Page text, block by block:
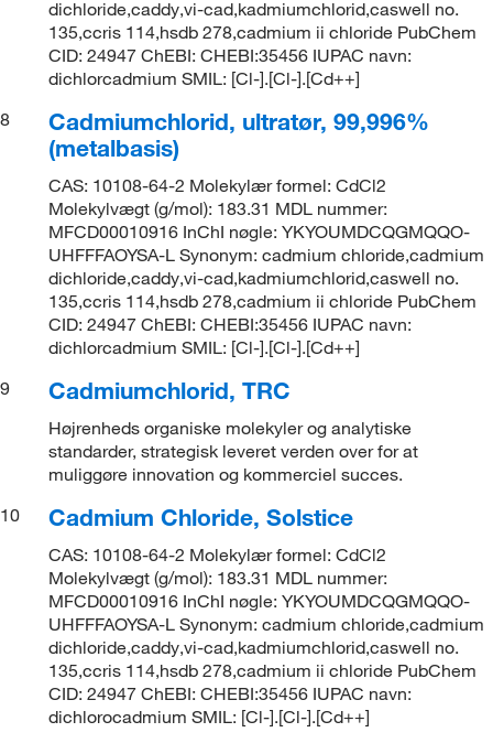
dichloride,caddy,vi-cad,kadmiumchlorid,caswell no.
135,ccris 114,hsdb 278,cadmium ii chloride PubChem
CID: 24947 ChEBI: CHEBI:35456 IUPAC navn:
dichlorcadmium SMIL: [Cl-].[Cl-].[Cd++]
8
Cadmiumchlorid, ultratør, 99,996%
(metalbasis)
CAS: 10108-64-2 Molekylær formel: CdCl2
Molekylvægt (g/mol): 183.31 MDL nummer:
MFCD00010916 InChI nøgle: YKYOUMDCQGMQQO-
UHFFFAOYSA-L Synonym: cadmium chloride,cadmium
dichloride,caddy,vi-cad,kadmiumchlorid,caswell no.
135,ccris 114,hsdb 278,cadmium ii chloride PubChem
CID: 24947 ChEBI: CHEBI:35456 IUPAC navn:
dichlorcadmium SMIL: [Cl-].[Cl-].[Cd++]
9
Cadmiumchlorid, TRC
Højrenheds organiske molekyler og analytiske
standarder, strategisk leveret verden over for at
muliggøre innovation og kommerciel succes.
10
Cadmium Chloride, Solstice
CAS: 10108-64-2 Molekylær formel: CdCl2
Molekylvægt (g/mol): 183.31 MDL nummer:
MFCD00010916 InChI nøgle: YKYOUMDCQGMQQO-
UHFFFAOYSA-L Synonym: cadmium chloride,cadmium
dichloride,caddy,vi-cad,kadmiumchlorid,caswell no.
135,ccris 114,hsdb 278,cadmium ii chloride PubChem
CID: 24947 ChEBI: CHEBI:35456 IUPAC navn:
dichlorocadmium SMIL: [Cl-].[Cl-].[Cd++]